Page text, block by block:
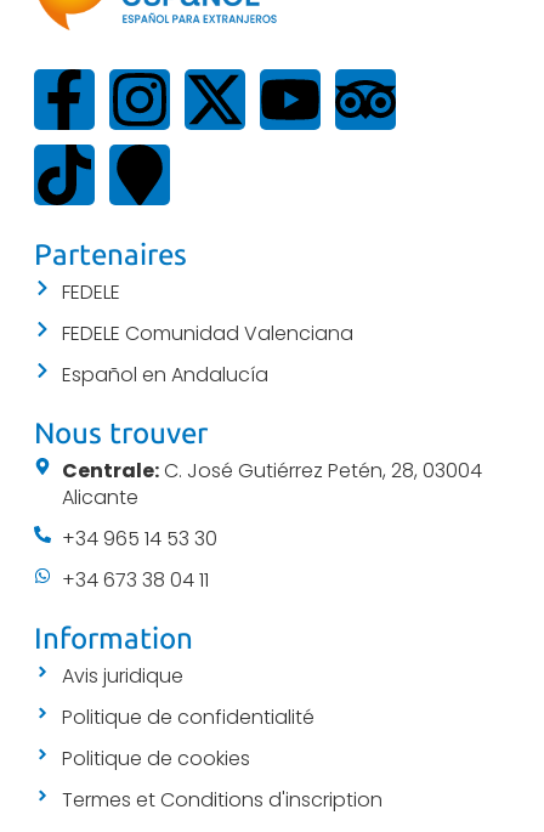
Partenaires
FEDELE
FEDELE Comunidad Valenciana
Español en Andalucía
Nous trouver
Centrale:C. José Gutiérrez Petén, 28, 03004
Alicante
+34 965 14 53 30
+34 673 38 04 11
Information
Avis juridique
Politique de confidentialité
Politique de cookies
Termes et Conditions d'inscription